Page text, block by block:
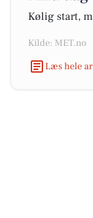
Kølig start,
Kilde: MET.no
Læs hele